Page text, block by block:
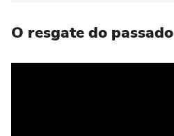
O resgate do passado